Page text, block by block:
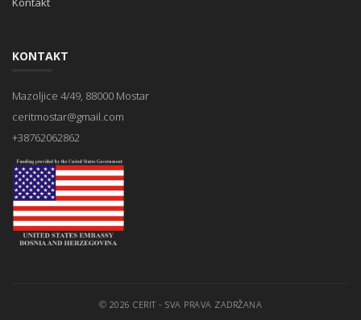
KONTAKT
Mazoljice 4/49, 88000 Mostar
ceritmostar@gmail.com
+38762062862
© 2026 CERIT - SVA PRAVA ZADRŽANA